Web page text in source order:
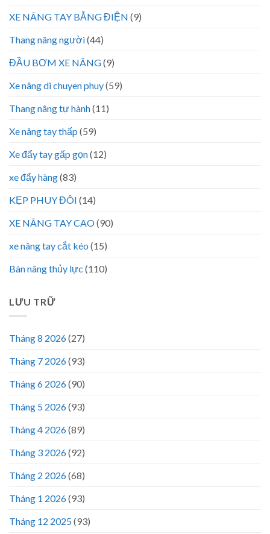
XE NÂNG TAY BẰNG ĐIỆN (9)
Thang nâng người(44)
ĐẦU BƠM XE NÂNG(9)
Xe nâng di chuyen phuy(59)
Thang nâng tự hành(11)
Xe nâng tay thấp (59)
Xe đẩy tay gấp gọn(12)
xe đẩy hàng(83)
KẸP PHUY ĐÔI (14)
XE NÂNG TAY CAO(90)
xe nâng tay cắt kéo (15)
Bàn nâng thủy lực (110)
LƯU TRỮ
Tháng 8 2026(27)
Tháng 7 2026(93)
Tháng 6 2026(90)
Tháng 5 2026(93)
Tháng 4 2026(89)
Tháng 3 2026(92)
Tháng 2 2026(68)
Tháng 1 2026(93)
Tháng 12 2025(93)